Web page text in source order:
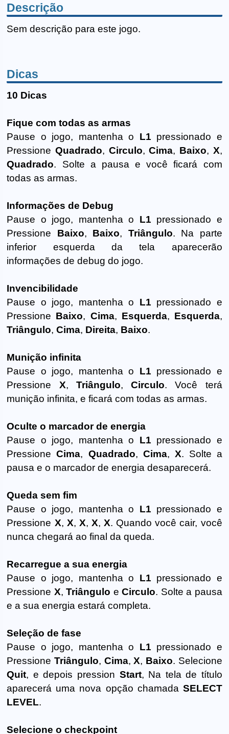
Descrição
Sem descrição para este jogo.
Dicas
10 Dicas
Fique com todas as armas
Pause o jogo, mantenha o L1 pressionado e
PressioneQuadrado, Circulo,Cima, Baixo, X,
Quadrado. Solte a pausa e você ficará com
todas as armas.
Informações de Debug
Pause o jogo, mantenha o L1 pressionado e
Pressione Baixo, Baixo, Triângulo. Na parte
inferior esquerda da tela aparecerão
informações de debug do jogo.
Invencibilidade
Pause o jogo, mantenha o L1 pressionado e
Pressione Baixo, Cima, Esquerda, Esquerda,
Triângulo,Cima, Direita, Baixo.
Munição infinita
Pause o jogo, mantenha o L1 pressionado e
Pressione X, Triângulo,Circulo. Você terá
munição infinita, e ficará com todas as armas.
Oculte o marcador de energia
Pause o jogo, mantenha o L1 pressionado e
PressioneCima, Quadrado, Cima, X. Solte a
pausa e o marcador de energia desaparecerá.
Queda sem fim
Pause o jogo, mantenha o L1 pressionado e
Pressione X, X, X, X,X. Quando você cair, você
nunca chegará ao final da queda.
Recarregue a sua energia
Pause o jogo, mantenha o L1 pressionado e
Pressione X,Triângulo eCirculo. Solte a pausa
e a sua energia estará completa.
Seleção de fase
Pause o jogo, mantenha o L1 pressionado e
PressioneTriângulo, Cima,X, Baixo. Selecione
Quit, e depois pression Start, Na tela de título
aparecerá uma nova opção chamada SELECT
LEVEL.
Selecione o checkpoint